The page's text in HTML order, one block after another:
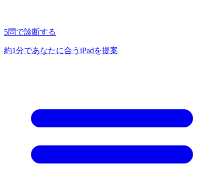
5問で診断する
約1分であなたに合うiPadを提案